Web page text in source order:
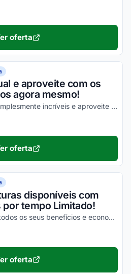
oferta
e aproveite com os
agora mesmo!
Desfrute de vantagens simplesmente incríveis e aproveite para economizar com facilidade!
oferta
disponíveis com
tempo Limitado!
Aproveite agora mesmo todos os seus benefícios e economize por tempo limitado!
oferta